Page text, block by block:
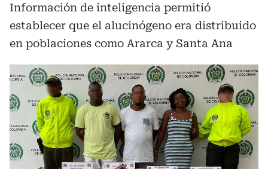
Información de inteligencia permitió
establecer que el alucinógeno era distribuido
en poblaciones como Ararca y Santa Ana